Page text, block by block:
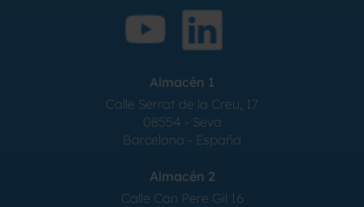
Almacén 1
Calle Serrat de la Creu, 17
08554 - Seva
Barcelona - España
Almacén 2
Calle Can Pere Gil 16